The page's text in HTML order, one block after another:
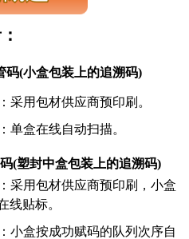
码(小盒包装上的追溯码)
采用包材供应商预印刷。
单盒在线自动扫描。
(塑封中盒包装上的追溯码)
采用包材供应商预印刷，小盒
线贴标。
小盒按成功赋码的队列次序自